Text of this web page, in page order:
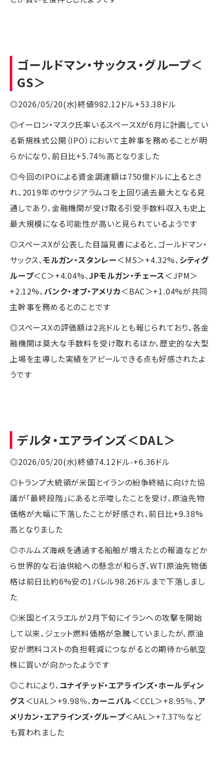
ゴールドマン・サックス・グループ＜
GS＞
◎2026/05/20(水)終値982.12ドル+53.38ドル
◎イーロン・マスク氏率いるスペースXが6月に計画してい
る新規株式公開（IPO）において主幹事を務めることが明
らかになり、前日比+5.74％高となりました
◎今回のIPOによる資金調達額は750億ドルに上るとさ
れ、2019年のサウジアラムコを上回り過去最大となる見
通しであり、金融機関が受け取る引受手数料収入も史上
最大規模になる可能性が高いと見られているようです
◎スペースXが公表した目論見書によると、ゴールドマン・
サックス、モルガン・スタンレー＜MS＞+4.32%、 シティグ
ループ＜C＞+4.04%、JPモルガン・チェース＜JPM＞
+2.12%、 バンク・オブ・アメリカ＜BAC＞+1.04%が共同
主幹事を務めるとのことです
◎スペースXの評価額は2兆ドルとも報じられており、各金
融機関は莫大な手数料を受け取れるほか、歴史的な大型
上場を主導した実績をアピールできる点も好感されたよ
うです
デルタ・エアラインズ＜DAL＞
◎2026/05/20(水)終値74.12ドル-+6.36ドル
◎トランプ大統領が米国とイランの紛争終結に向けた協
議が「最終段階」にあると示唆したことを受け、原油先物
価格が大幅に下落したことが好感され、前日比+9.38%
高となりました
◎ホルムズ海峡を通過する船舶が増えたとの報道などか
ら世界的な石油供給への懸念が和らぎ、WTI原油先物価
格は前日比約6%安の1バレル98.26ドルまで下落しまし
た
◎米国とイスラエルが2月下旬にイランへの攻撃を開始
して以来、ジェット燃料価格が急騰していましたが、原油
安が燃料コストの負担軽減につながるとの期待から航空
株に買いが向かったようです
◎これにより、 ユナイテッド・エアラインズ・ホールディン
グス＜UAL＞+9.98％、カーニバル＜CCL＞+8.95％、 ア
メリカン・エアラインズ・グループ＜AAL＞+7.37％など
も買われました